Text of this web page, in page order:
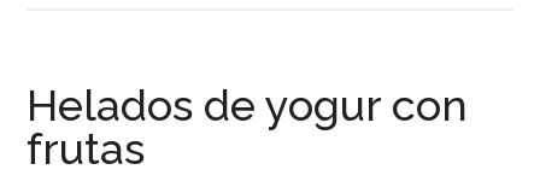
sabor
Helados de yogur con
frutas